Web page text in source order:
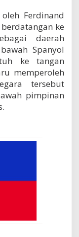
Ferdinand
ke
daerah
Spanyol
ke tangan
memperoleh
tersebut
pimpinan